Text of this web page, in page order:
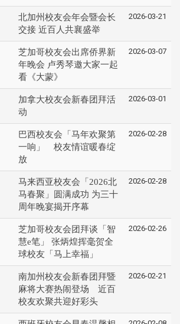
北加州校友会年会暨会长
交接 近百人共襄盛举
2026-03-21
芝加哥校友会出席侨界新
年晚会 卢秀琴邀大家一起
看《大蒙》
2026-03-07
加拿大校友会新春团拜活
动
2026-03-01
巴西校友会「马年欢聚第
一响」 校友情谊暖春绽
放
2026-02-28
马来西亚校友会「2026北
马春聚」圆满成功 为三十
周年晚宴揭开序幕
2026-02-28
芝加哥校友会团拜谈「智
慧e笔」 张炳煌挥毫贺全
球校友「马上幸福」
2026-02-26
南加州校友会新春团拜暨
麻将大赛热闹登场 近百
校友欢聚共迎好彩头
2026-02-21